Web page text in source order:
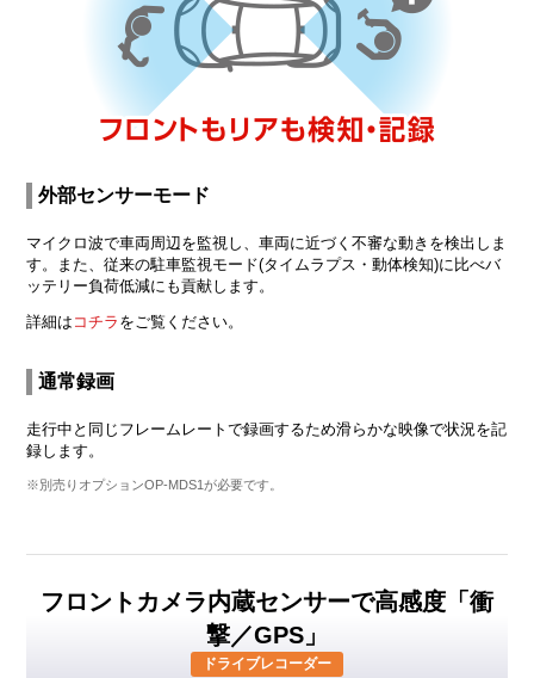
外部センサーモード
マイクロ波で車両周辺を監視し、車両に近づく不審な動きを検出しま
す。また、従来の駐車監視モード(タイムラプス・動体検知)に比べバ
ッテリー負荷低減にも貢献します。
詳細は コチラ をご覧ください。
通常録画
走行中と同じフレームレートで録画するため滑らかな映像で状況を記
録します。
※別売りオプションOP-MDS1が必要です。
フロントカメラ内蔵センサーで高感度「衝
撃／GPS」
ドライブレコーダー